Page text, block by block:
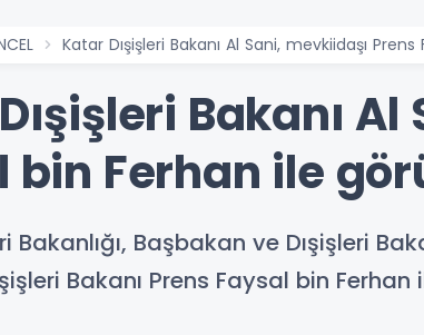
Katar Dışişleri Bakanı Al Sani, mevkiidaşı
Bakanı
bin Ferhan ile
Bakanlığı, Başbakan ve Dışişleri
Bakanı Prens Faysal bin